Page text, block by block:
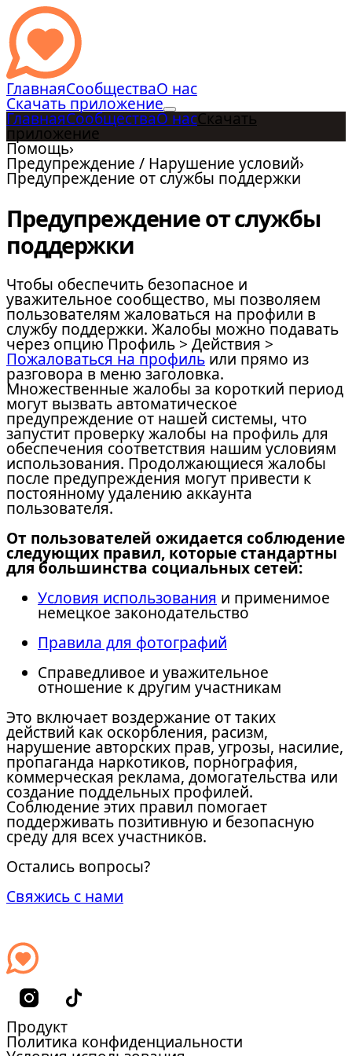
ГлавнаяСообществаО нас
Скачать приложение
ГлавнаяСообществаО насСкачать
приложение
Помощь›
Предупреждение / Нарушение условий›
Предупреждение от службы поддержки
Предупреждение от службы
поддержки
Чтобы обеспечить безопасное и
уважительное сообщество, мы позволяем
пользователям жаловаться на профили в
службу поддержки. Жалобы можно подавать
через опцию Профиль > Действия >
Пожаловаться на профиль или прямо из
разговора в меню заголовка.
Множественные жалобы за короткий период
могут вызвать автоматическое
предупреждение от нашей системы, что
запустит проверку жалобы на профиль для
обеспечения соответствия нашим условиям
использования. Продолжающиеся жалобы
после предупреждения могут привести к
постоянному удалению аккаунта
пользователя.
От пользователей ожидается соблюдение
следующих правил, которые стандартны
для большинства социальных сетей:
Условия использования и применимое
немецкое законодательство
Правила для фотографий
Справедливое и уважительное
отношение к другим участникам
Это включает воздержание от таких
действий как оскорбления, расизм,
нарушение авторских прав, угрозы, насилие,
пропаганда наркотиков, порнография,
коммерческая реклама, домогательства или
создание поддельных профилей.
Соблюдение этих правил помогает
поддерживать позитивную и безопасную
среду для всех участников.
Остались вопросы?
Свяжись с нами
Продукт
Политика конфиденциальности